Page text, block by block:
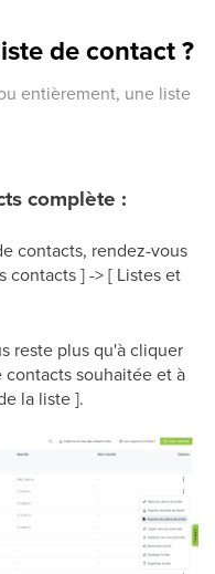
de contact ?
entièrement, une liste
complète :
contacts, rendez-vous
contacts ] -> [ Listes et
reste plus qu'à cliquer
souhaitée et à
la liste ].